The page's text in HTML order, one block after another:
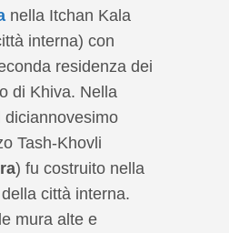
nella Itchan Kala
interna) con
residenza dei
di Khiva. Nella
diciannovesimo
Tash-Khovli
) fu costruito nella
città interna.
mura alte e